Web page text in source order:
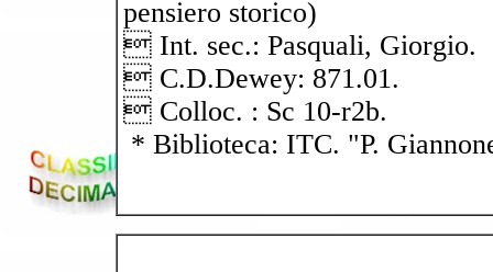
pensiero storico)
 Int. sec.: Pasquali, Giorgio.
 C.D.Dewey: 871.01.
 Colloc. : Sc 10-r2b.
* Biblioteca: ITC. "P.